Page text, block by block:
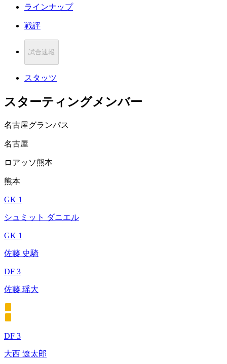
ラインナップ
戦評
試合速報
スタッツ
スターティングメンバー
名古屋グランパス
名古屋
ロアッソ熊本
熊本
GK 1
シュミット ダニエル
GK 1
佐藤 史騎
DF 3
佐藤 瑶大
DF 3
大西 遼太郎